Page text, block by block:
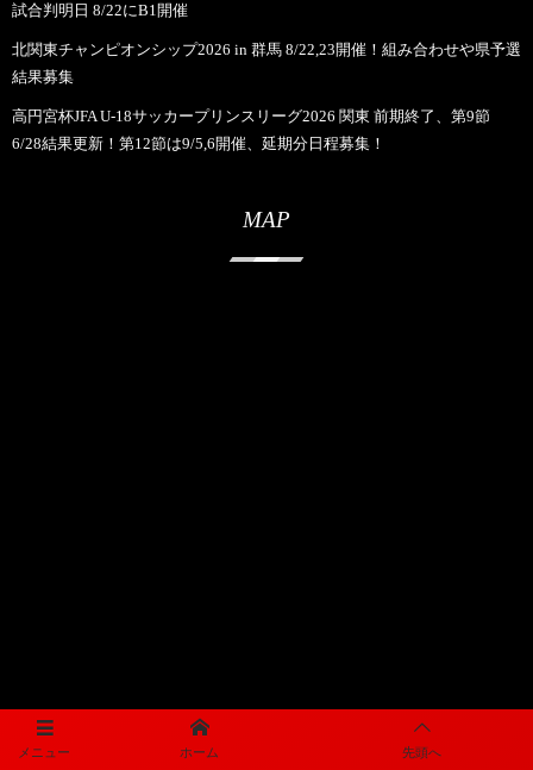
メニュー ホーム 先頭へ
試合判明日 8/22にB1開催
北関東チャンピオンシップ2026 in 群馬 8/22,23開催！組み合わせや県予選
結果募集
高円宮杯JFA U-18サッカープリンスリーグ2026 関東 前期終了、第9節
6/28結果更新！第12節は9/5,6開催、延期分日程募集！
MAP